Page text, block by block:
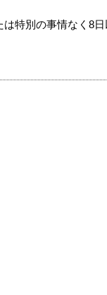
特別の事情なく8日